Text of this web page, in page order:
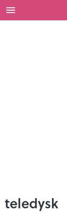
teledysk